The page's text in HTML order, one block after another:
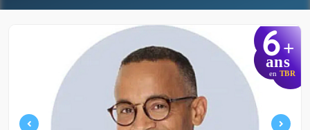
6+
ans
en TBR